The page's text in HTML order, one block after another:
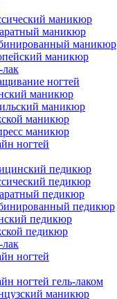
маникюр
маникюр
маникюр
маникюр
лак
ногтей
маникюр
маникюр
маникюр
маникюр
ногтей
педикюр
педикюр
педикюр
педикюр
педикюр
педикюр
лак
ногтей
ногтей гель-лаком
маникюр